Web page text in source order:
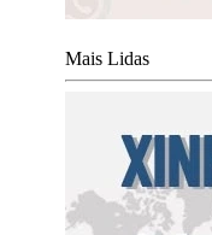
Mais Lidas